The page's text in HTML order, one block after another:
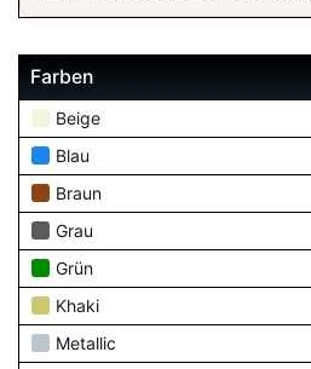
Farben
Beige
Blau
Braun
Grau
Grün
Khaki
Metallic